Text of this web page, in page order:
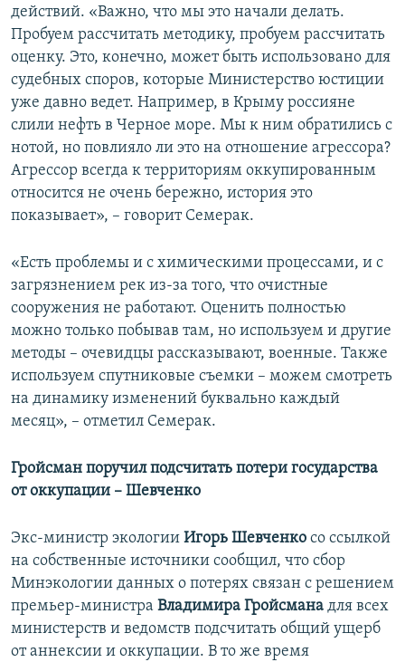
действий. «Важно, что мы это начали делать.
Пробуем рассчитать методику, пробуем рассчитать
оценку. Это, конечно, может быть использовано для
судебных споров, которые Министерство юстиции
уже давно ведет. Например, в Крыму россияне
слили нефть в Черное море. Мы к ним обратились с
нотой, но повлияло ли это на отношение агрессора?
Агрессор всегда к территориям оккупированным
относится не очень бережно, история это
показывает», – говорит Семерак.
«Есть проблемы и с химическими процессами, и с
загрязнением рек из-за того, что очистные
сооружения не работают. Оценить полностью
можно только побывав там, но используем и другие
методы – очевидцы рассказывают, военные. Также
используем спутниковые съемки – можем смотреть
на динамику изменений буквально каждый
месяц», – отметил Семерак.
Гройсман поручил подсчитать потери государства
от оккупации – Шевченко
Экс-министр экологии Игорь Шевченко со ссылкой
на собственные источники сообщил, что сбор
Минэкологии данных о потерях связан с решением
премьер-министра Владимира Гройсмана для всех
министерств и ведомств подсчитать общий ущерб
от аннексии и оккупации. В то же время